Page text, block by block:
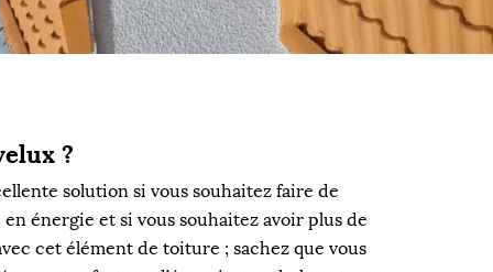
?
solution si vous souhaitez faire de
énergie et si vous souhaitez avoir plus de
cet élément de toiture ; sachez que vous